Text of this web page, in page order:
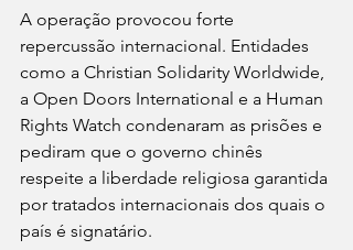
A operação provocou forte
repercussão internacional. Entidades
como a Christian Solidarity Worldwide,
a Open Doors International e a Human
Rights Watch condenaram as prisões e
pediram que o governo chinês
respeite a liberdade religiosa garantida
por tratados internacionais dos quais o
país é signatário.